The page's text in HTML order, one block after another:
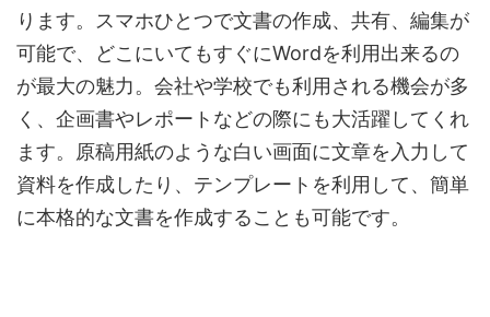
ります。スマホひとつで文書の作成、共有、編集が
可能で、どこにいてもすぐにWordを利用出来るの
が最大の魅力。会社や学校でも利用される機会が多
く、企画書やレポートなどの際にも大活躍してくれ
ます。原稿用紙のような白い画面に文章を入力して
資料を作成したり、テンプレートを利用して、簡単
に本格的な文書を作成することも可能です。